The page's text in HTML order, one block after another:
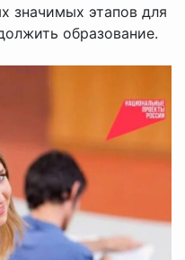
значимых этапов для
образование.